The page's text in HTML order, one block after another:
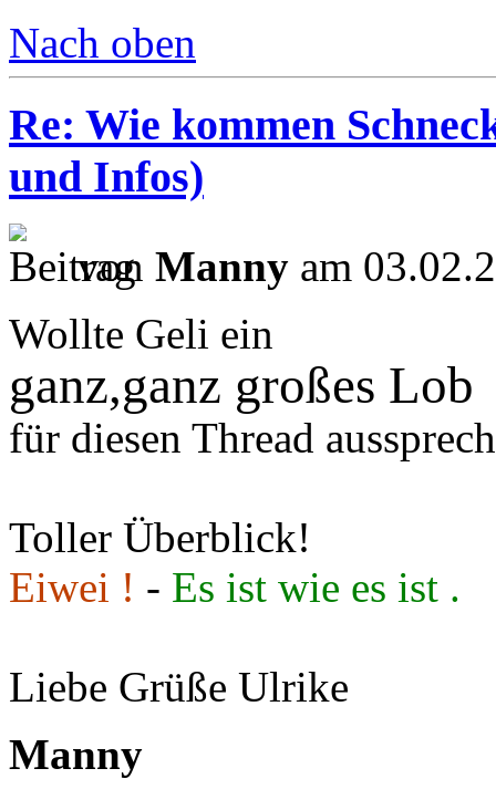
Nach oben
Re: Wie kommen
und Infos)
von Manny am
Wollte Geli ein
ganz,ganz großes Lob
für diesen Thread
Toller Überblick!
Eiwei ! - Es ist wie es ist .
Liebe Grüße Ulrike
Manny